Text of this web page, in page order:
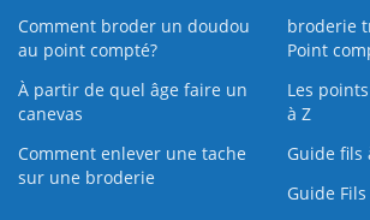
Comment broder un doudou
au point compté?
broderie
Point
À partir de quel âge faire un
canevas
Les
à Z
Comment enlever une tache
sur une broderie
Guide fils
Guide